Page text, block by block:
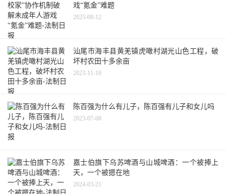
戏“氪金”难题
2025-09-12
汕尾市海丰县黄羌镇虎噉村湖光山色工程，破
坏村农田十多余亩
2023-11-10
陈百强为什么有儿子，陈百强有儿子和女儿吗
2023-07-08
嘉士伯旗下乌苏啤酒与山城啤酒：一个被捧上
天，一个被摁在地
2024-03-21